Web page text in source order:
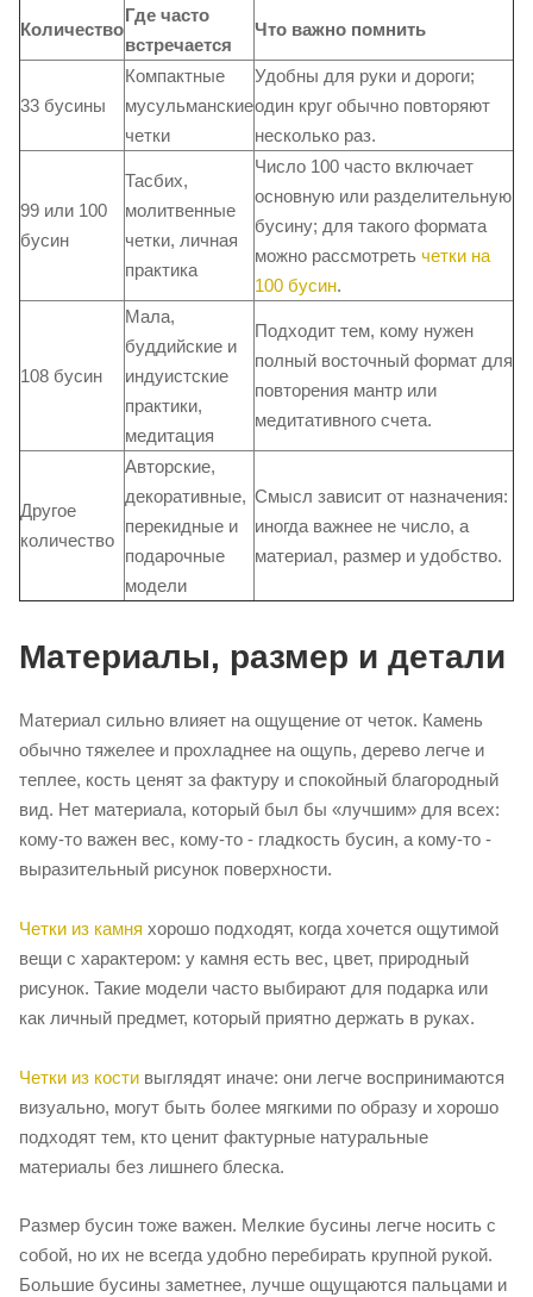
Количество
Где часто
встречается
Что важно помнить
33 бусины
Компактные
мусульманские
четки
Удобны для руки и дороги;
один круг обычно повторяют
несколько раз.
99 или 100
бусин
Тасбих,
молитвенные
четки, личная
практика
Число 100 часто включает
основную или разделительную
бусину; для такого формата
можно рассмотреть четки на
100 бусин.
108 бусин
Мала,
буддийские и
индуистские
практики,
медитация
Подходит тем, кому нужен
полный восточный формат для
повторения мантр или
медитативного счета.
Другое
количество
Авторские,
декоративные,
перекидные и
подарочные
модели
Смысл зависит от назначения:
иногда важнее не число, а
материал, размер и удобство.
Материалы, размер и детали
Материал сильно влияет на ощущение от четок. Камень
обычно тяжелее и прохладнее на ощупь, дерево легче и
теплее, кость ценят за фактуру и спокойный благородный
вид. Нет материала, который был бы «лучшим» для всех:
кому-то важен вес, кому-то - гладкость бусин, а кому-то -
выразительный рисунок поверхности.
Четки из камня хорошо подходят, когда хочется ощутимой
вещи с характером: у камня есть вес, цвет, природный
рисунок. Такие модели часто выбирают для подарка или
как личный предмет, который приятно держать в руках.
Четки из кости выглядят иначе: они легче воспринимаются
визуально, могут быть более мягкими по образу и хорошо
подходят тем, кто ценит фактурные натуральные
материалы без лишнего блеска.
Размер бусин тоже важен. Мелкие бусины легче носить с
собой, но их не всегда удобно перебирать крупной рукой.
Большие бусины заметнее, лучше ощущаются пальцами и